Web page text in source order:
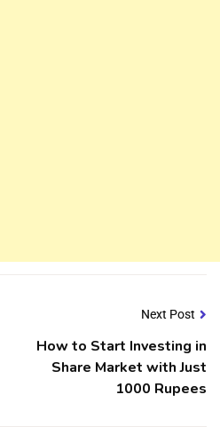
Next Post
How to Start Investing in
Share Market with Just
1000 Rupees